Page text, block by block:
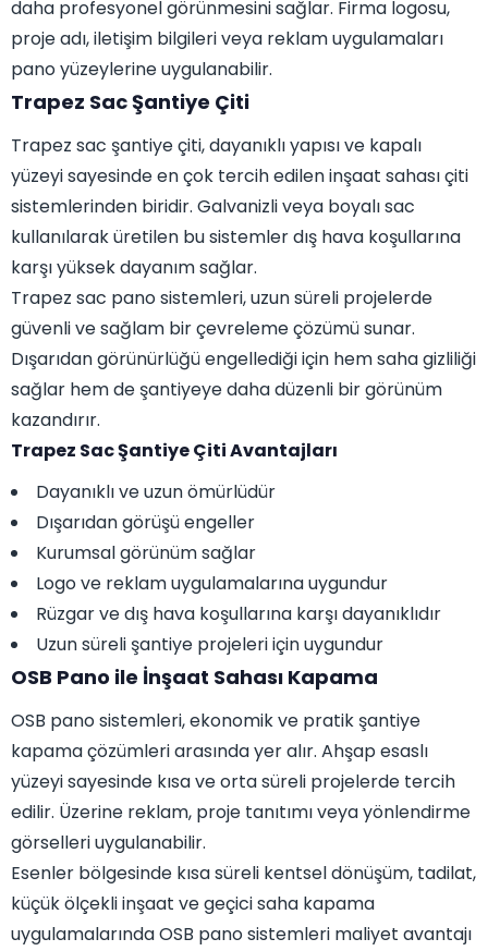
daha profesyonel görünmesini sağlar. Firma logosu,
proje adı, iletişim bilgileri veya reklam uygulamaları
pano yüzeylerine uygulanabilir.
Trapez Sac Şantiye Çiti
Trapez sac şantiye çiti, dayanıklı yapısı ve kapalı
yüzeyi sayesinde en çok tercih edilen inşaat sahası çiti
sistemlerinden biridir. Galvanizli veya boyalı sac
kullanılarak üretilen bu sistemler dış hava koşullarına
karşı yüksek dayanım sağlar.
Trapez sac pano sistemleri, uzun süreli projelerde
güvenli ve sağlam bir çevreleme çözümü sunar.
Dışarıdan görünürlüğü engellediği için hem saha gizliliği
sağlar hem de şantiyeye daha düzenli bir görünüm
kazandırır.
Trapez Sac Şantiye Çiti Avantajları
Dayanıklı ve uzun ömürlüdür
Dışarıdan görüşü engeller
Kurumsal görünüm sağlar
Logo ve reklam uygulamalarına uygundur
Rüzgar ve dış hava koşullarına karşı dayanıklıdır
Uzun süreli şantiye projeleri için uygundur
OSB Pano ile İnşaat Sahası Kapama
OSB pano sistemleri, ekonomik ve pratik şantiye
kapama çözümleri arasında yer alır. Ahşap esaslı
yüzeyi sayesinde kısa ve orta süreli projelerde tercih
edilir. Üzerine reklam, proje tanıtımı veya yönlendirme
görselleri uygulanabilir.
Esenler bölgesinde kısa süreli kentsel dönüşüm, tadilat,
küçük ölçekli inşaat ve geçici saha kapama
uygulamalarında OSB pano sistemleri maliyet avantajı